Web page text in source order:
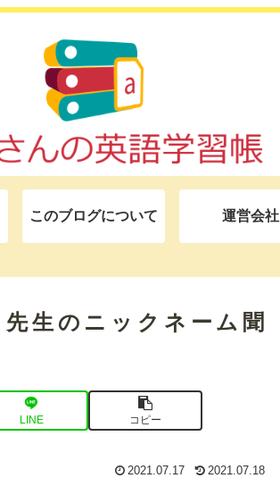
このブログについて 運営会社
生のニックネーム聞
LINE コピー
2021.07.17 2021.07.18